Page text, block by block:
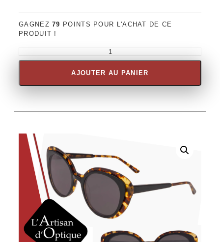
GAGNEZ79 POINTS POUR L'ACHAT DE CE
PRODUIT !
AJOUTER AU PANIER